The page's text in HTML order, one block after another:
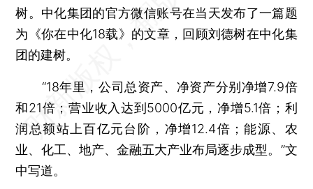
树。中化集团的官方微信账号在当天发布了一篇题
为《你在中化18载》的文章，回顾刘德树在中化集
团的建树。
“18年里，公司总资产、净资产分别净增7.9倍
和21倍；营业收入达到5000亿元，净增5.1倍；利
润总额站上百亿元台阶，净增12.4倍；能源、农
业、化工、地产、金融五大产业布局逐步成型。”文
中写道。